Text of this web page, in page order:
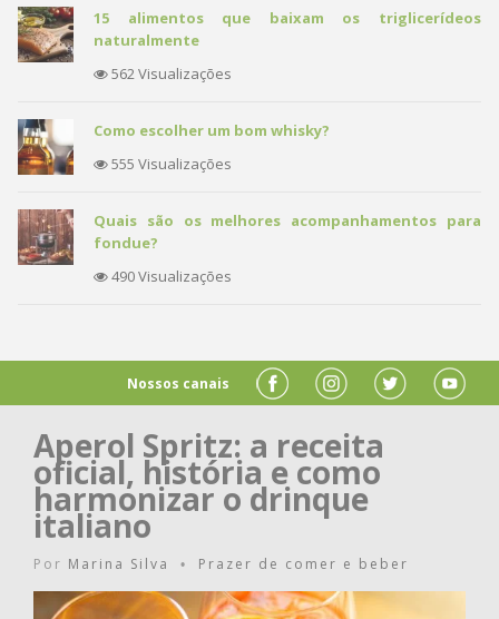
15 alimentos que baixam os triglicerídeos
naturalmente
562 Visualizações
Como escolher um bom whisky?
555 Visualizações
Quais são os melhores acompanhamentos para
fondue?
490 Visualizações
Nossos canais
Aperol Spritz: a receita
oficial, história e como
harmonizar o drinque
italiano
Por Marina Silva • Prazer de comer e beber